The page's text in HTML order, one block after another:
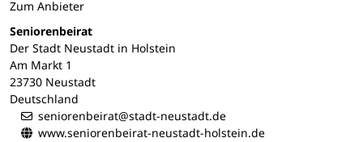
Zum Anbieter
Seniorenbeirat
Der Stadt Neustadt in Holstein
Am Markt 1
23730 Neustadt
Deutschland
seniorenbeirat@stadt-neustadt.de
www.seniorenbeirat-neustadt-holstein.de